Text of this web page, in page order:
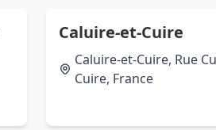
Caluire-et-Cuire
Caluire-et-Cuire, Rue
Cuire, France